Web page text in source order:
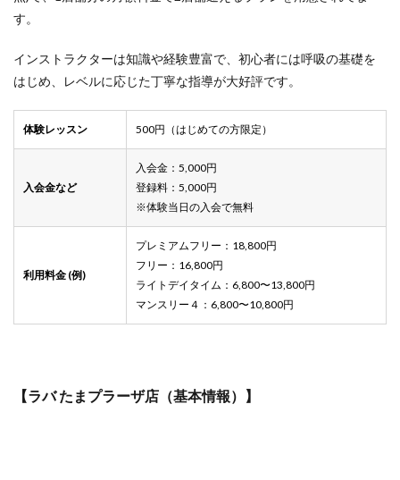
す。
インストラクターは知識や経験豊富で、初心者には呼吸の基礎を
はじめ、レベルに応じた丁寧な指導が大好評です。
体験レッスン 500円（はじめての方限定）
入会金など
入会金：5,000円
登録料：5,000円
※体験当日の入会で無料
利用料金 (例)
プレミアムフリー：18,800円
フリー：16,800円
ライトデイタイム：6,800〜13,800円
マンスリー４：6,800〜10,800円
【ラバ たまプラーザ店（基本情報）】